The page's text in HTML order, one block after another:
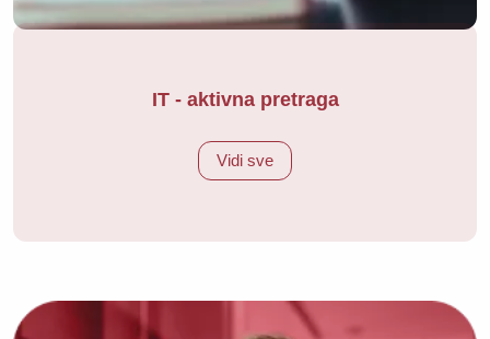
IT - aktivna pretraga
Vidi sve